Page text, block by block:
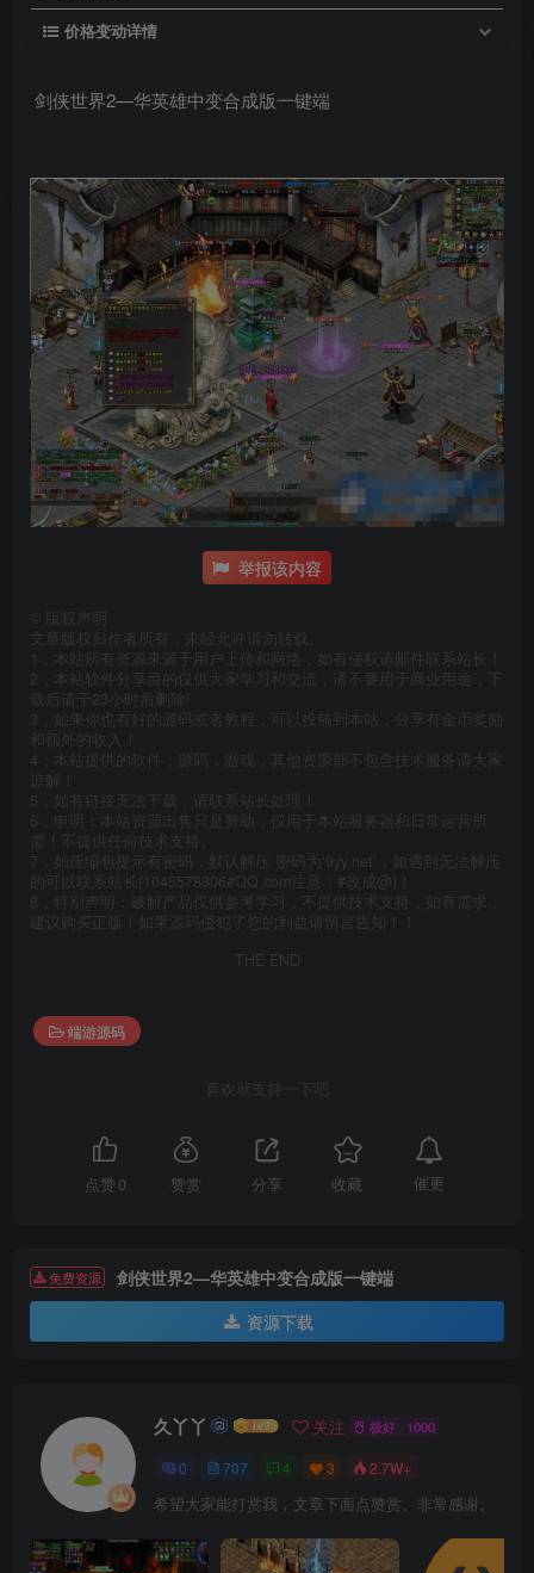
价格变动详情
剑侠世界2—华英雄中变合成版一键端
举报该内容
版权声明
文章版权归作者所有，未经允许请勿转载。
1，本站所有资源来源于用户上传和网络，如有侵权请邮件联系站长！
2，本站软件分享目的仅供大家学习和交流，请不要用于商业用途，下
载后请于23小时后删除!
3，如果你也有好的源码或者教程，可以投稿到本站，分享有金币奖励
和额外的收入！
4，本站提供的软件，源码，游戏，其他资源部不包含技术服务请大家
谅解！
5，如有链接无法下载，请联系站长处理！
6，申明：本站资源出售只是赞助，仅用于本站服务器和日常运营所
需！不提供任何技术支持。
7，如压缩包提示有密码，默认解压 密码为‘9yy.net’，如遇到无法解压
的可以联系站长(1045578806#QQ.com注意：#改成@)！
8，特别声明：破解产品仅供参考学习，不提供技术支持，如有需求，
建议购买正版！如果源码侵犯了您的利益请留言告知！！
THE END
端游源码
喜欢就支持一下吧
点赞 0 赞赏 分享 收藏 催更
免费资源
剑侠世界2—华英雄中变合成版一键端
资源下载
久丫丫 关注 极好 · 1000
0 707 4 3 2.7W+
希望大家能打赏我，文章下面点赞赏。非常感谢。